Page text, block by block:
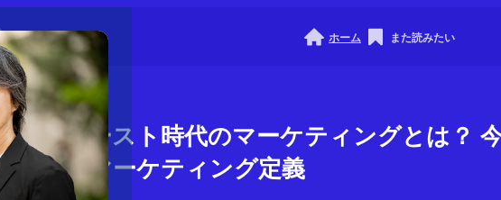
ホーム また読みたい
AIファースト時代のマーケティングとは？
カーのマーケティング定義